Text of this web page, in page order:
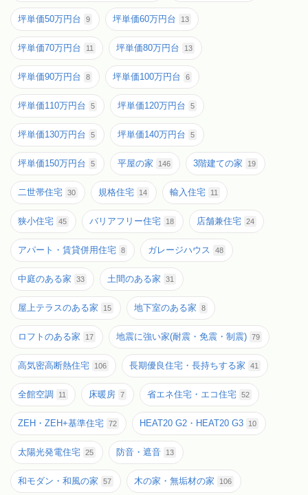
坪単価50万円台 9 坪単価60万円台 13
坪単価70万円台 11 坪単価80万円台 13
坪単価90万円台 8 坪単価100万円台 6
坪単価110万円台 5 坪単価120万円台 5
坪単価130万円台 5 坪単価140万円台 5
坪単価150万円台 5 平屋の家 146 3階建ての家 19
二世帯住宅 30 規格住宅 14 輸入住宅 11
狭小住宅 45 バリアフリー住宅 18 店舗兼住宅 24
アパート・賃貸併用住宅 8 ガレージハウス 48
中庭のある家 33 土間のある家 31
屋上テラスのある家 15 地下室のある家 8
ロフトのある家 17 地震に強い家(耐震・免震・制震) 79
高気密高断熱住宅 106 長期優良住宅・長持ちする家 41
全館空調 11 床暖房 7 省エネ住宅・エコ住宅 52
ZEH・ZEH+基準住宅 72 HEAT20 G2・HEAT20 G3 10
太陽光発電住宅 25 防音・遮音 13
和モダン・和風の家 57 木の家・無垢材の家 106